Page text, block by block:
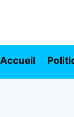
Accueil